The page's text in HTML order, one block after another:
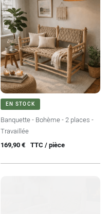
EN STOCK
Banquette - Bohème - 2 places -
Travaillée
Prix
169,90 € TTC / pièce